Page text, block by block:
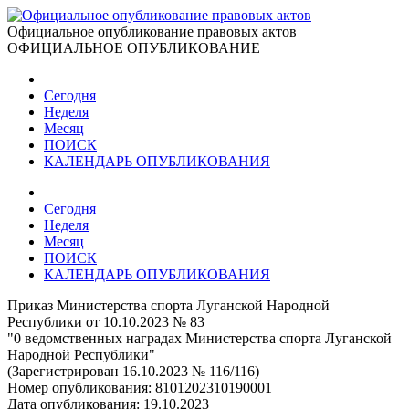
Официальное опубликование правовых актов
ОФИЦИАЛЬНОЕ ОПУБЛИКОВАНИЕ
Сегодня
Неделя
Месяц
ПОИСК
КАЛЕНДАРЬ ОПУБЛИКОВАНИЯ
Сегодня
Неделя
Месяц
ПОИСК
КАЛЕНДАРЬ ОПУБЛИКОВАНИЯ
Приказ Министерства спорта Луганской Народной
Республики от 10.10.2023 № 83
"0 ведомственных наградах Министерства спорта Луганской
Народной Республики"
(Зарегистрирован 16.10.2023 № 116/116)
Номер опубликования: 8101202310190001
Дата опубликования: 19.10.2023